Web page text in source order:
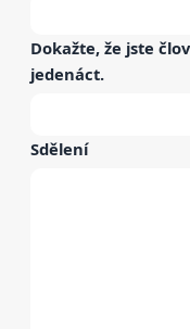
Dokažte, že jste
jedenáct.
Sdělení